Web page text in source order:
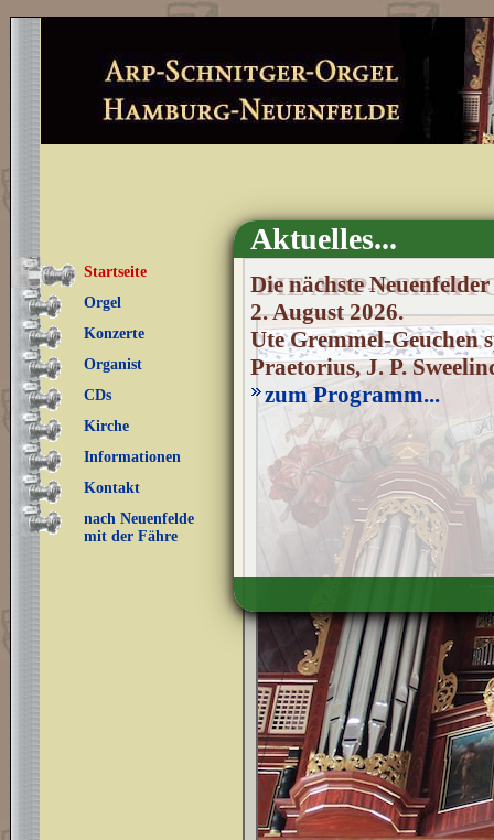
Aktuelles...
Die nächste
2. August 2026.
Ute Gremmel-Geuchen
Praetorius, J. P.
zum Programm...
Startseite
Orgel
Konzerte
Organist
CDs
Kirche
Informationen
Kontakt
nach Neuenfelde
mit der Fähre
DIE ARP-